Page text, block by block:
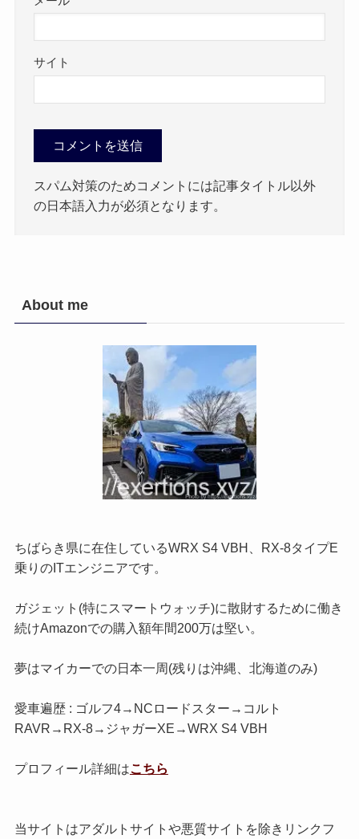
サイト
スパム対策のためコメントには記事タイトル以外
の日本語入力が必須となります。
About me
ちばらき県に在住しているWRX S4 VBH、RX-8タイプE
乗りのITエンジニアです。
ガジェット(特にスマートウォッチ)に散財するために働き
続けAmazonでの購入額年間200万は堅い。
夢はマイカーでの日本一周(残りは沖縄、北海道のみ)
愛車遍歴 : ゴルフ4→NCロードスター→コルト
RAVR→RX-8→ジャガーXE→WRX S4 VBH
プロフィール詳細はこちら
当サイトはアダルトサイトや悪質サイトを除きリンクフ